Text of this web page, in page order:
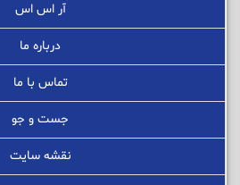
آر اس اس
درباره ما
تماس با ما
جست و جو
نقشه سایت